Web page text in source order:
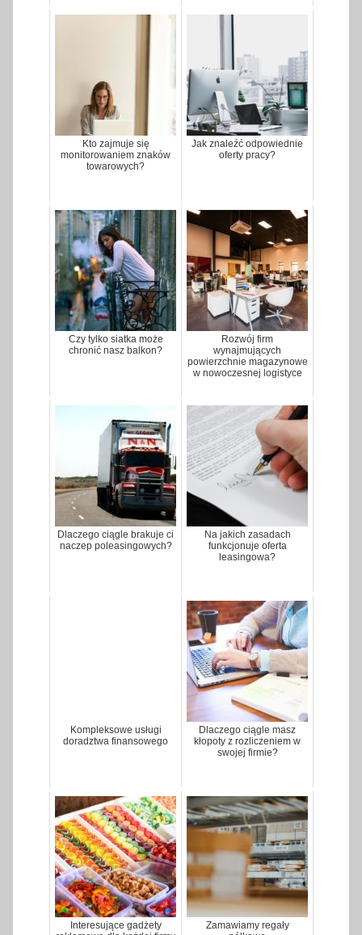
Kto zajmuje się
monitorowaniem znaków
towarowych?
Jak znaleźć odpowiednie
oferty pracy?
Czy tylko siatka może
chronić nasz balkon?
Rozwój firm
wynajmujących
powierzchnie magazynowe
w nowoczesnej logistyce
Dlaczego ciągle brakuje ci
naczep poleasingowych?
Na jakich zasadach
funkcjonuje oferta
leasingowa?
Kompleksowe usługi
doradztwa finansowego
Dlaczego ciągle masz
kłopoty z rozliczeniem w
swojej firmie?
Interesujące gadżety
Zamawiamy regały